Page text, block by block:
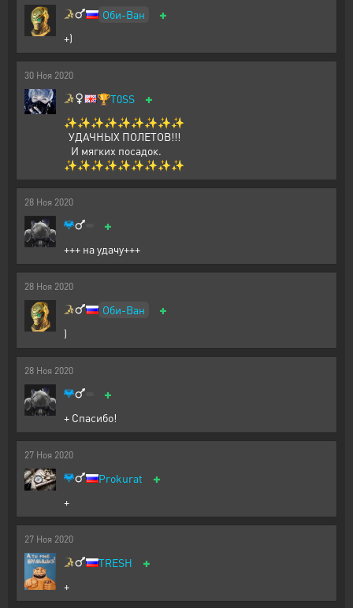
Оби-Ван +
+)
30 Ноя 2020
🏆T0SS +
✨✨✨✨✨✨✨✨✨
УДАЧНЫХ ПОЛЕТОВ!!!
И мягких посадок.
✨✨✨✨✨✨✨✨✨
28 Ноя 2020
+
+++ на удачу+++
28 Ноя 2020
Оби-Ван +
)
28 Ноя 2020
+
+ Спасибо!
27 Ноя 2020
Prokurat +
+
27 Ноя 2020
TRESH +
+